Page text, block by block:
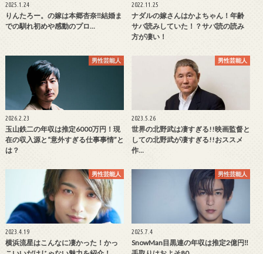
2025.1.24
りんたろー。の嫁は本郷杏奈‼結婚ま
での馴れ初めや感動のプロ…
2022.11.25
ナダルの嫁さんはかよちゃん！年齢
サバ読みしていた！？サバ読の読み
方が凄い！
男性芸能人
2026.2.23
玉山鉄二の年収は推定6000万円！現
在の収入源と“意外すぎる仕事事情”と
は？
男性芸能人
2023.5.26
世界の北野武は凄すぎる!!映画監督と
しての北野武が凄すぎる!!おススメ
作…
男性芸能人
2023.4.19
横浜流星はこんなに凄かった！かっ
男性芸能人
2025.7.4
SnowMan目黒連の年収は推定2億円‼